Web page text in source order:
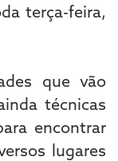
terça-feira,
que vão
técnicas
encontrar
lugares